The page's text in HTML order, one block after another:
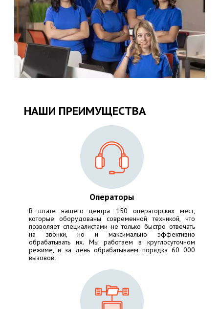
НАШИ ПРЕИМУЩЕСТВА
Операторы
В штате нашего центра 150 операторских мест,
которые оборудованы современной техникой, что
позволяет специалистами не только быстро отвечать
на звонки, но и максимально эффективно
обрабатывать их. Мы работаем в круглосуточном
режиме, и за день обрабатываем порядка 60 000
вызовов.